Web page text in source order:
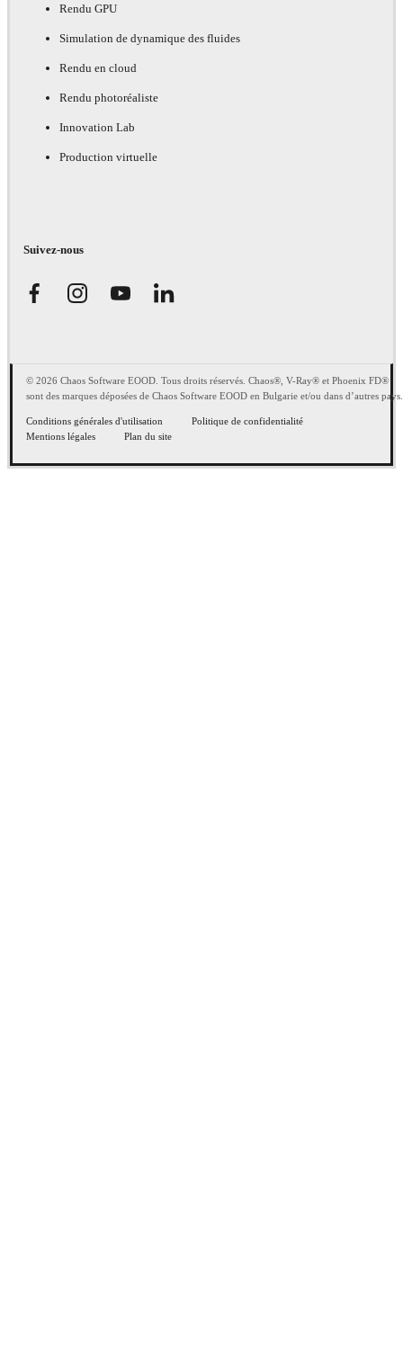
Rendu GPU
Simulation de dynamique des fluides
Rendu en cloud
Rendu photoréaliste
Innovation Lab
Production virtuelle
Suivez-nous
© 2026 Chaos Software EOOD. Tous droits réservés. Chaos®, V-Ray® et Phoenix FD®
sont des marques déposées de Chaos Software EOOD en Bulgarie et/ou dans d’autres pays.
Conditions générales d'utilisation
Politique de confidentialité
Mentions légales
Plan du site